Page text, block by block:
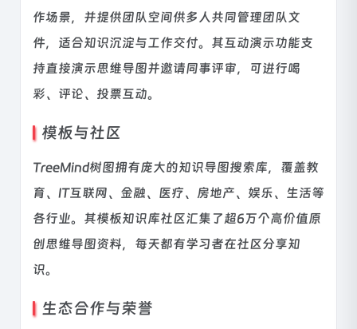
作场景，并提供团队空间供多人共同管理团队文
件，适合知识沉淀与工作交付。其互动演示功能支
持直接演示思维导图并邀请同事评审，可进行喝
彩、评论、投票互动。
模板与社区
TreeMind树图拥有庞大的知识导图搜索库，覆盖教
育、IT互联网、金融、医疗、房地产、娱乐、生活等
各行业。其模板知识库社区汇集了超6万个高价值原
创思维导图资料，每天都有学习者在社区分享知
识。
生态合作与荣誉